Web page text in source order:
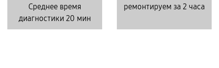
Среднее время
диагностики 20 мин
ремонтируем за 2 часа